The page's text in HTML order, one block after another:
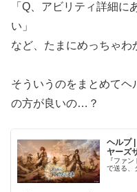
「Q、アビリティ詳細に
い」
など、たまにめっちゃわ
そういうのをまとめて
の方が良いの…？
ヘルプ
ヤーズ
『ファ
で送る、